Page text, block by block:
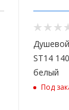
ST14
белый
Под